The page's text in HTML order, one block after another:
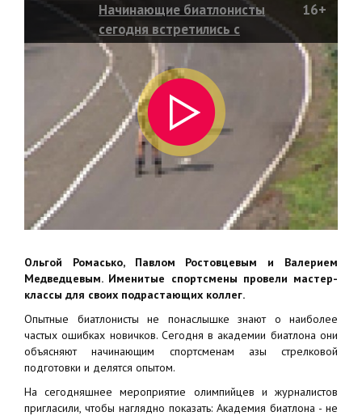
Начинающие биатлонисты
сегодня встретились с
олимпийскими чемпионами
16+
Ольгой Ромасько, Павлом Ростовцевым и Валерием
Медведцевым. Именитые спортсмены провели мастер-
классы для своих подрастающих коллег.
Опытные биатлонисты не понаслышке знают о наиболее
частых ошибках новичков. Сегодня в академии биатлона они
объясняют начинающим спортсменам азы стрелковой
подготовки и делятся опытом.
На сегодняшнее мероприятие олимпийцев и журналистов
пригласили, чтобы наглядно показать: Академия биатлона - не